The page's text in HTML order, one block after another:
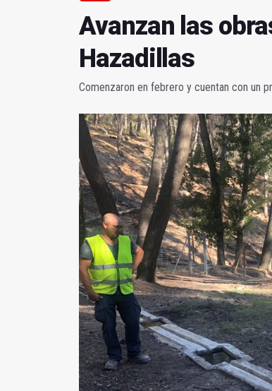
Avanzan las
Hazadillas
Comenzaron en febrero y cuentan con un